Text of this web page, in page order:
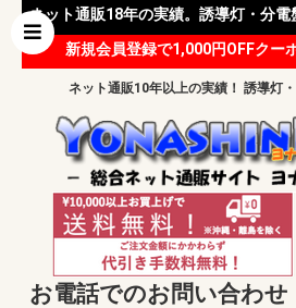
ネット通販18年の実績。誘導灯・分電
ーブル等 様々な資材を取り扱っ
新規会員登録で1,000円OFFクー
ネット通販10年以上の実績！ 誘導灯
お電話でのお問い合わ